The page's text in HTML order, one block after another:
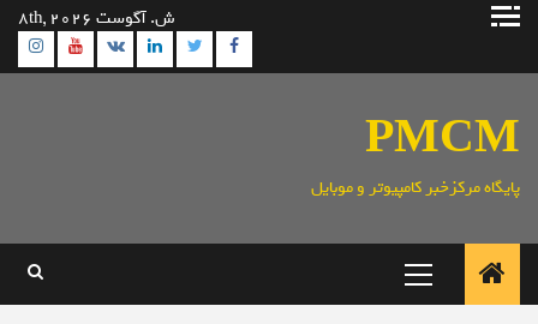
پرش
ش. آگوست 8th, 2026
Facebook
Twitter
Linkedin
VK
PMCM
پایگاه مرکزخبر کامپیوتر و موبایل
اصلی